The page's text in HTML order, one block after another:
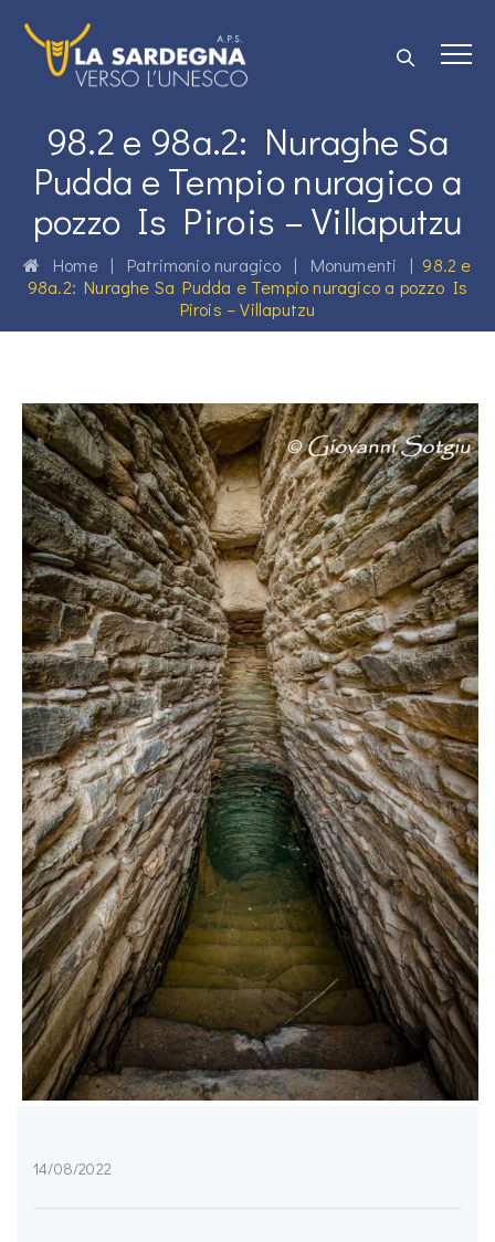
98.2 e 98a.2: Nuraghe Sa
Pudda e Tempio nuragico a
pozzo Is Pirois – Villaputzu
Home| Patrimonio nuragico | Monumenti | 98.2 e
98a.2: Nuraghe Sa Pudda e Tempio nuragico a pozzo Is
Pirois – Villaputzu
14/08/2022